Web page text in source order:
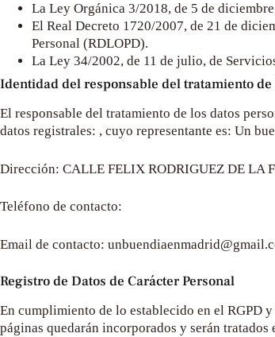
La Ley Orgánica 3/2018, de 5 de
El Real Decreto 1720/2007, de 21 de
Personal (RDLOPD).
La Ley 34/2002, de 11 de julio, de
Identidad del responsable del tratamiento de
El responsable del tratamiento de los datos
datos registrales: , cuyo representante es: Un
Dirección: CALLE FELIX RODRIGUEZ DE LA
Teléfono de contacto:
Email de contacto:
Registro de Datos de Carácter Personal
En cumplimiento de lo establecido en el RGPD
páginas quedarán incorporados y serán